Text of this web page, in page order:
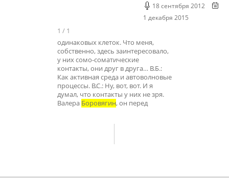
18 сентября 2012
1 декабря 2015
1 / 1
одинаковых клеток. Что меня,
собственно, здесь заинтересовало,
у них сомо-соматические
контакты, они друг в друга… В.Б.:
Как активная среда и автоволновые
процессы. В.С.: Ну, вот, вот. И я
думал, что контакты у них не зря.
Валера Боровягин, он перед